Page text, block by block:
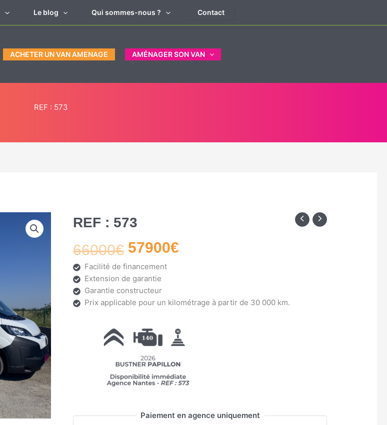
Le blog Qui sommes-nous ? Contact
ACHETER UN VAN AMENAGE AMÉNAGER SON VAN
REF : 573
REF : 573
66000€
le
initial
était :
66000€.
57900€
Facilité de financement
Extension de garantie
Garantie constructeur
Prix applicable pour un kilométrage à partir de 30 000 km.
Paiement en agence uniquement